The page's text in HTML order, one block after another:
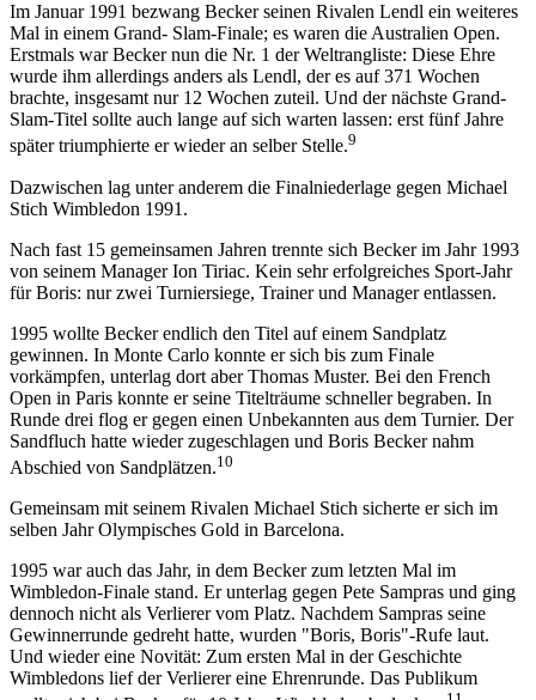
Im Januar 1991 bezwang Becker seinen Rivalen Lendl ein weiteres
Mal in einem Grand- Slam-Finale; es waren die Australien Open.
Erstmals war Becker nun die Nr. 1 der Weltrangliste: Diese Ehre
wurde ihm allerdings anders als Lendl, der es auf 371 Wochen
brachte, insgesamt nur 12 Wochen zuteil. Und der nächste Grand-
Slam-Titel sollte auch lange auf sich warten lassen: erst fünf Jahre
später triumphierte er wieder an selber Stelle.9
Dazwischen lag unter anderem die Finalniederlage gegen Michael
Stich Wimbledon 1991.
Nach fast 15 gemeinsamen Jahren trennte sich Becker im Jahr 1993
von seinem Manager Ion Tiriac. Kein sehr erfolgreiches Sport-Jahr
für Boris: nur zwei Turniersiege, Trainer und Manager entlassen.
1995 wollte Becker endlich den Titel auf einem Sandplatz
gewinnen. In Monte Carlo konnte er sich bis zum Finale
vorkämpfen, unterlag dort aber Thomas Muster. Bei den French
Open in Paris konnte er seine Titelträume schneller begraben. In
Runde drei flog er gegen einen Unbekannten aus dem Turnier. Der
Sandfluch hatte wieder zugeschlagen und Boris Becker nahm
Abschied von Sandplätzen.10
Gemeinsam mit seinem Rivalen Michael Stich sicherte er sich im
selben Jahr Olympisches Gold in Barcelona.
1995 war auch das Jahr, in dem Becker zum letzten Mal im
Wimbledon-Finale stand. Er unterlag gegen Pete Sampras und ging
dennoch nicht als Verlierer vom Platz. Nachdem Sampras seine
Gewinnerrunde gedreht hatte, wurden "Boris, Boris"-Rufe laut.
Und wieder eine Novität: Zum ersten Mal in der Geschichte
Wimbledons lief der Verlierer eine Ehrenrunde. Das Publikum